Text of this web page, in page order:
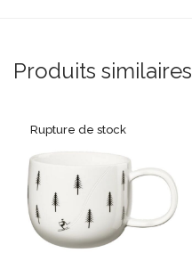
Produits similaires